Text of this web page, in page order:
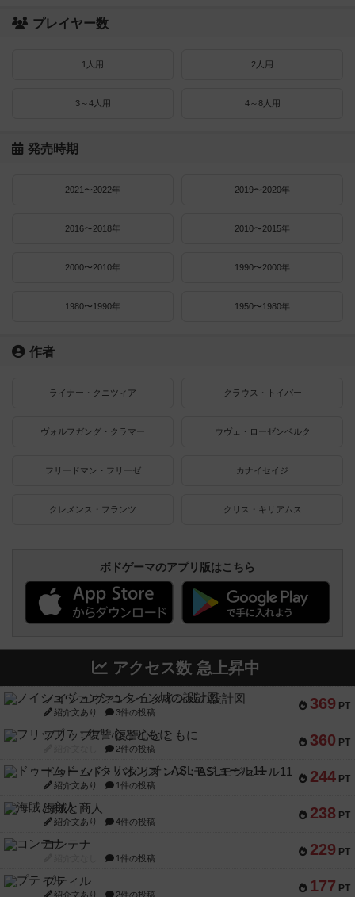
プレイヤー数
1人用 2人用
3～4人用 4～8人用
発売時期
2021〜2022年 2019〜2020年
2016〜2018年 2010〜2015年
2000〜2010年 1990〜2000年
1980〜1990年 1950〜1980年
作者
ライナー・クニツィア クラウス・トイバー
ヴォルフガング・クラマー ウヴェ・ローゼンベルク
フリードマン・フリーゼ カナイセイジ
クレメンス・フランツ クリス・キリアムス
ボドゲーマのアプリ版はこちら
アクセス数 急上昇中
369 PT
ノイシュヴァンシュタイン城の設計図
紹介文あり 3件の投稿
360 PT
フリップ７：復讐心とともに
2件の投稿
244 PT
ドゥームド・バタリオンズ：ASLモジュール11
紹介文あり 1件の投稿
238 PT
海賊と商人
紹介文あり 4件の投稿
229 PT
コンテナ
1件の投稿
177 PT
プティル
紹介文あり 2件の投稿